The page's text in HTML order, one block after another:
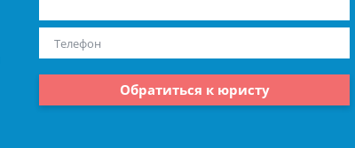
Обратиться к юристу